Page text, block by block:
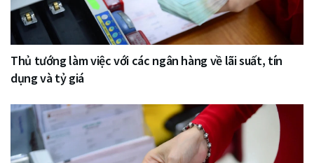
Thủ tướng làm việc với các ngân hàng về lãi suất, tín
dụng và tỷ giá